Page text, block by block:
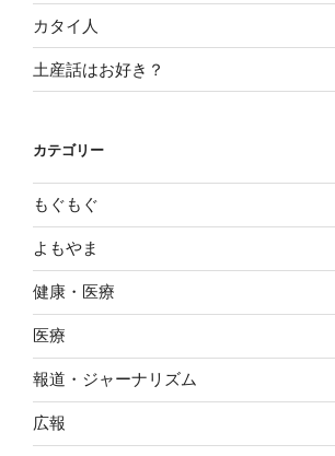
カタイ人
土産話はお好き？
カテゴリー
もぐもぐ
よもやま
健康・医療
医療
報道・ジャーナリズム
広報